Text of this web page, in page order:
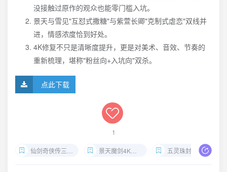
没接触过原作的观众也能零门槛入坑。
景天与雪见"互怼式撒糖"与紫萱长卿"克制式虐恋"双线并
进，情感浓度恰到好处。
4K修复不只是清晰度提升，更是对美术、音效、节奏的
重新梳理，堪称"粉丝向+入坑向"双杀。
点此下载
1
仙剑奇侠传三动漫版下载 景天魔剑4K壁纸 五灵珠封印锁妖塔剧情